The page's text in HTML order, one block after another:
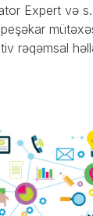
Expert və
rəqəmsal